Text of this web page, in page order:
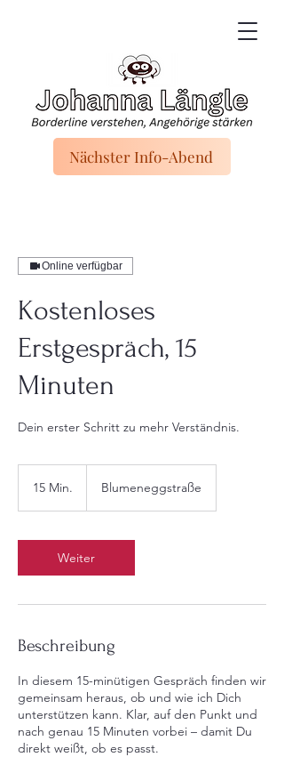
Nächster Info-Abend
Online verfügbar
Kostenloses
Erstgespräch, 15
Minuten
Dein erster Schritt zu mehr Verständnis.
15 Min.
i
n
.
Blumeneggstraße
Weiter
Beschreibung
In diesem 15-minütigen Gespräch finden wir
gemeinsam heraus, ob und wie ich Dich
unterstützen kann. Klar, auf den Punkt und
nach genau 15 Minuten vorbei – damit Du
direkt weißt, ob es passt.